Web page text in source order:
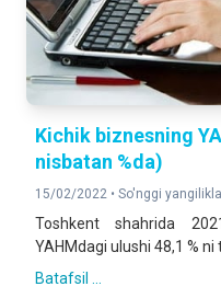
Kichik biznesning
nisbatan %da)
15/02/2022 • So'nggi
Toshkent shahrida
YAHMdagi ulushi 48,1 % ni
Batafsil ...